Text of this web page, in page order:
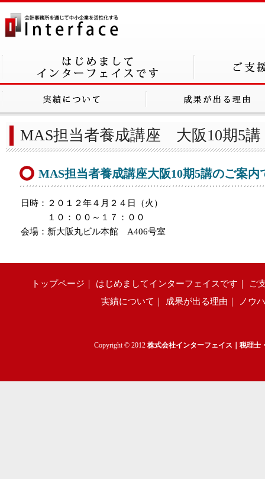
MAS担当者養成講座 大阪10期5講
MAS担当者養成講座大阪10期5講のご案内
日時：２０１２年４月２４日（火）
１０：００～１７：００
会場：新大阪丸ビル本館 A406号室
トップページ はじめましてインターフェイスです
ご
実績について
成果が出る理由 ノウ
Copyright © 2012 株式会社インターフェイス｜税理士